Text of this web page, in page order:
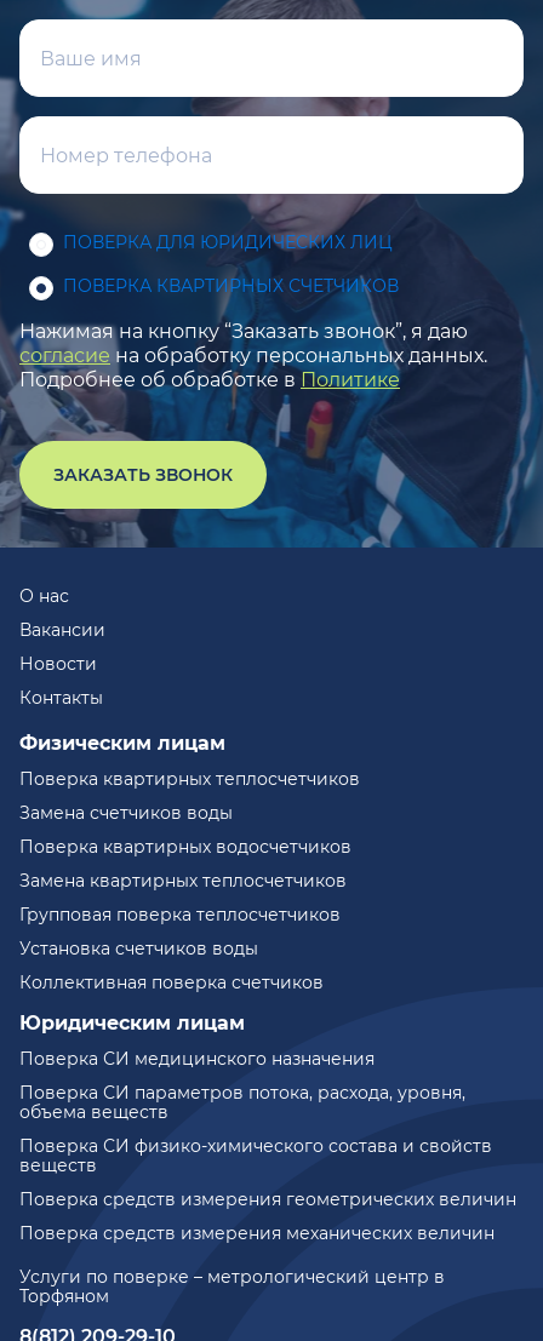
ПОВЕРКА ДЛЯ ЮРИДИЧЕСКИХ ЛИЦ
ПОВЕРКА КВАРТИРНЫХ СЧЕТЧИКОВ
Нажимая на кнопку “Заказать звонок”, я даю
согласие на обработку персональных данных.
Подробнее об обработке в Политике
ЗАКАЗАТЬ ЗВОНОК
Услуги по поверке – метрологический центр в
Торфяном
О нас
Вакансии
Новости
Контакты
Физическим лицам
Поверка квартирных теплосчетчиков
Замена счетчиков воды
Поверка квартирных водосчетчиков
Замена квартирных теплосчетчиков
Групповая поверка теплосчетчиков
Установка счетчиков воды
Коллективная поверка счетчиков
Юридическим лицам
Поверка СИ медицинского назначения
Поверка СИ параметров потока, расхода, уровня,
объема веществ
Поверка СИ физико-химического состава и свойств
веществ
Поверка средств измерения геометрических величин
Поверка средств измерения механических величин